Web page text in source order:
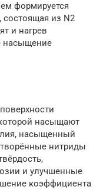
формируется
состоящая из N2
и нагрев
насыщение
насыщают
насыщенный
нитриды
и улучшенные
коэффициента